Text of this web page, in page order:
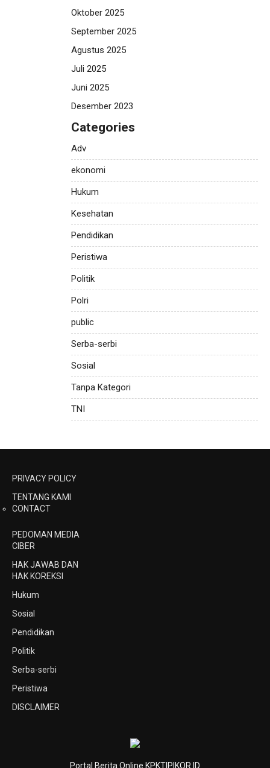
Oktober 2025
September 2025
Agustus 2025
Juli 2025
Juni 2025
Desember 2023
Categories
Adv
ekonomi
Hukum
Kesehatan
Pendidikan
Peristiwa
Politik
Polri
public
Serba-serbi
Sosial
Tanpa Kategori
TNI
PRIVACY POLICY
TENTANG KAMI
CONTACT
PEDOMAN MEDIA
CIBER
HAK JAWAB DAN
HAK KOREKSI
Hukum
Sosial
Pendidikan
Politik
Serba-serbi
Peristiwa
DISCLAIMER
Portal Berita Online KPKTIPIKOR.ID